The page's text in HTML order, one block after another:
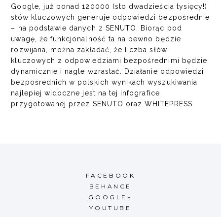
Google, już ponad 120000 (sto dwadzieścia tysięcy!)
słów kluczowych generuje odpowiedzi bezpośrednie
– na podstawie danych z SENUTO. Biorąc pod
uwagę, że funkcjonalność ta na pewno będzie
rozwijana, można zakładać, że liczba słów
kluczowych z odpowiedziami bezpośrednimi będzie
dynamicznie i nagle wzrastać. Działanie odpowiedzi
bezpośrednich w polskich wynikach wyszukiwania
najlepiej widoczne jest na tej infografice
przygotowanej przez SENUTO oraz WHITEPRESS.
FACEBOOK
BEHANCE
GOOGLE+
YOUTUBE